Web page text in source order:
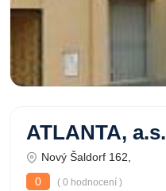
ATLANTA, a.s.
Nový Šaldorf 162,
0
( 0 hodnocení )